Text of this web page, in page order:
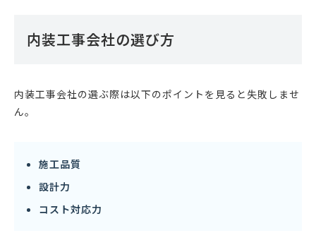
内装工事会社の選び方
内装工事会社の選ぶ際は以下のポイントを見ると失敗しませ
ん。
施工品質
設計力
コスト対応力